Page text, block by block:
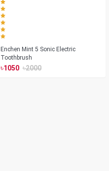
Enchen Mint 5 Sonic Electric
Toothbrush
৳1050 ৳2000